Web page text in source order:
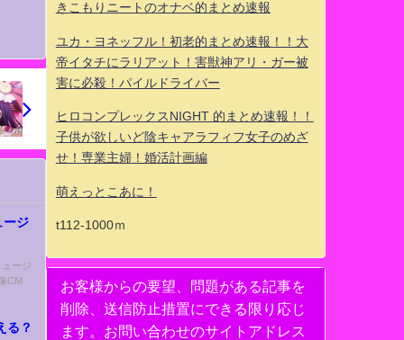
ージ
ージ
CM
る？
きこもりニートのオナベ的まとめ速報
ユカ・ヨネッフル！初老的まとめ速報！！大
帝イタチにラリアット！害獣神アリ・ガー被
害に必殺！パイルドライバー
ヒロコンプレックスNIGHT 的まとめ速報！！
子供が欲しいど陰キャアラフィフ女子のめざ
せ！専業主婦！婚活計画編
萌えっとこあに！
t112-1000ｍ
お客様からの要望、問題がある記事を
削除、送信防止措置にできる限り応じ
ます。お問い合わせのサイトアドレス